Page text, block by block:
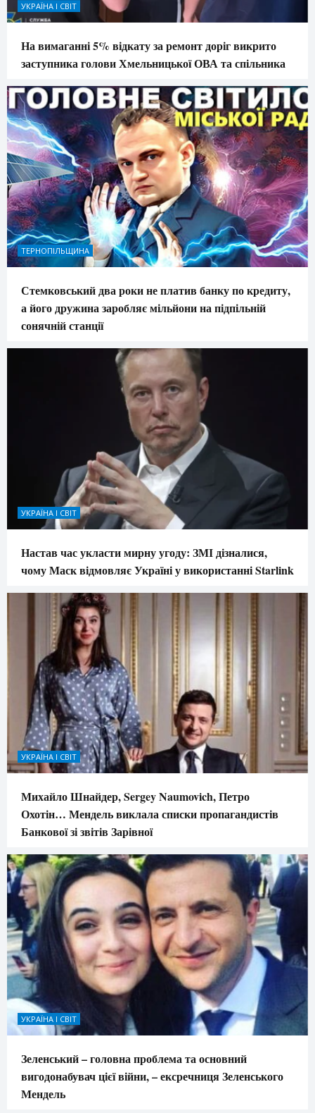
УКРАЇНА І СВІТ
На вимаганні 5% відкату за ремонт доріг викрито
заступника голови Хмельницької ОВА та спільника
ТЕРНОПІЛЬЩИНА
Стемковський два роки не платив банку по кредиту,
а його дружина заробляє мільйони на підпільній
сонячній станції
УКРАЇНА І СВІТ
Настав час укласти мирну угоду: ЗМІ дізналися,
чому Маск відмовляє Україні у використанні Starlink
УКРАЇНА І СВІТ
Михайло Шнайдер, Sergey Naumovich, Петро
Охотін… Мендель виклала списки пропагандистів
Банкової зі звітів Зарівної
УКРАЇНА І СВІТ
Зеленський – головна проблема та основний
вигодонабувач цієї війни, – ексречниця Зеленського
Мендель